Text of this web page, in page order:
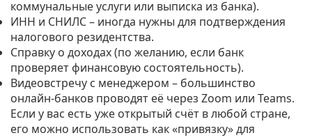
коммунальные услуги или выписка из банка).
ИНН и СНИЛС – иногда нужны для подтверждения
налогового резидентства.
Справку о доходах (по желанию, если банк
проверяет финансовую состоятельность).
Видеовстречу с менеджером – большинство
онлайн‑банков проводят её через Zoom или Teams.
Если у вас есть уже открытый счёт в любой стране,
его можно использовать как «привязку» для